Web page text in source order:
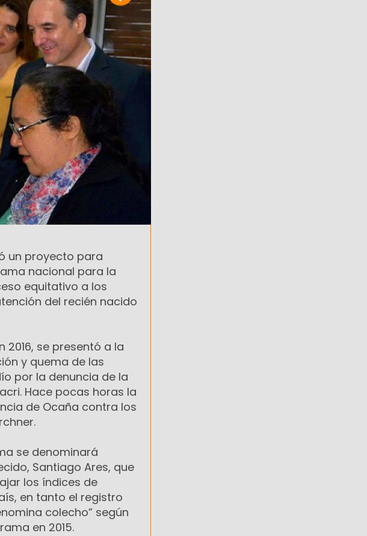
un proyecto para
nacional para la
equitativo a los
del recién nacido
2016, se presentó a la
y quema de las
por la denuncia de la
Hace pocas horas la
de Ocaña contra los
se denominará
Santiago Ares, que
los índices de
en tanto el registro
colecho” según
en 2015.